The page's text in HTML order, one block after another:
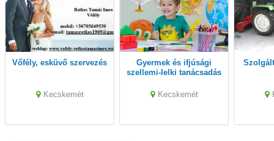
Vőfély, esküvő szervezés
Kecskemét
Gyermek és ifjúsági
szellemi-lelki tanácsadás
Kecskemét